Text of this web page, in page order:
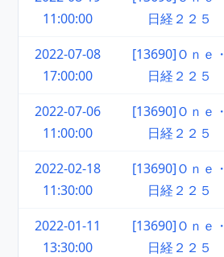
11:00:00
日経２２５
2022-07-08
17:00:00
[13690]Ｏｎｅ・
日経２２５
2022-07-06
11:00:00
[13690]Ｏｎｅ・
日経２２５
2022-02-18
11:30:00
[13690]Ｏｎｅ・
日経２２５
2022-01-11
13:30:00
[13690]Ｏｎｅ・
日経２２５